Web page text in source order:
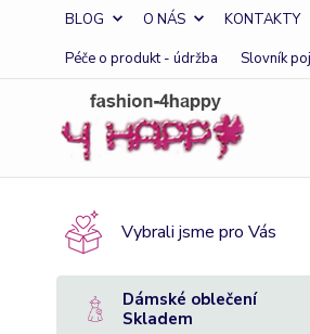
BLOG O NÁS KONTAKTY
Péče o produkt - údržba
Slovník
Vybrali jsme pro Vás
Dámské oblečení
Skladem